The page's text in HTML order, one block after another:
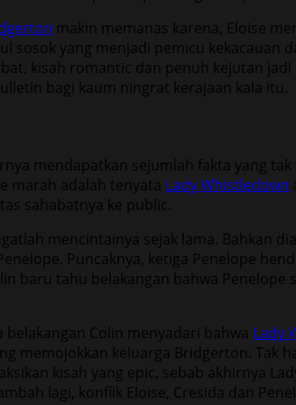
makin memanas karena, Eloise
sosok yang menjadi pemicu kekacauan
kisah romantic dan penuh kejutan
bagi kaum ningrat kerajaan kala itu.
mendapatkan sejumlah fakta yang
marah adalah tenyata Lady Whistledown
sahabatnya ke public.
mencintainya sejak lama. Bahkan
Puncaknya, ketiga Penelope
baru tahu belakangan bahwa
Colin menyadari bahwa Lady
memojokkan keluarga Bridgerton. Tak
kisah yang epic, sebab akhirnya
lagi, konflik Eloise, Cresida dan